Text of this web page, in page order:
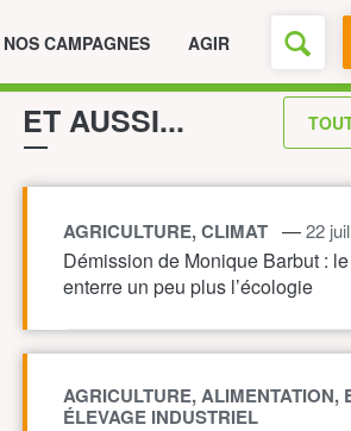
NOS CAMPAGNES AGIR
ET AUSSI...
AGRICULTURE, CLIMAT —22
Démission de Monique Barbut :
enterre un peu plus l’écologie
AGRICULTURE, ALIMENTATION,
ÉLEVAGE INDUSTRIEL